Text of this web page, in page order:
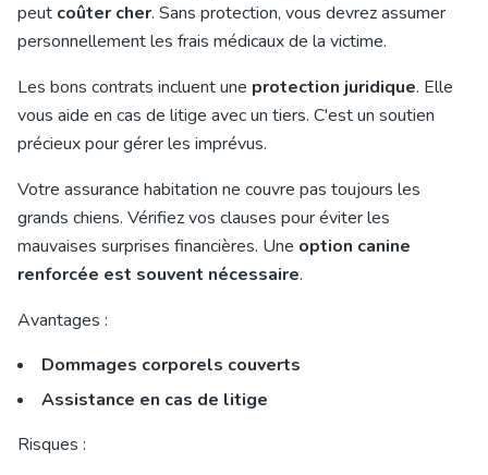
peut coûter cher. Sans protection, vous devrez assumer
personnellement les frais médicaux de la victime.
Les bons contrats incluent une protection juridique. Elle
vous aide en cas de litige avec un tiers. C'est un soutien
précieux pour gérer les imprévus.
Votre assurance habitation ne couvre pas toujours les
grands chiens. Vérifiez vos clauses pour éviter les
mauvaises surprises financières. Une option canine
renforcée est souvent nécessaire.
Avantages :
Dommages corporels couverts
Assistance en cas de litige
Risques :